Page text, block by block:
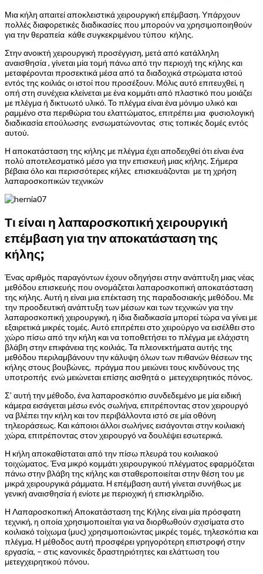
Μια κήλη απαιτεί αποκλειστικά χειρουργική επέμβαση. Υπάρχουν
πολλές διαφορετικές διαδικασίες που μπορούν να χρησιμοποιηθούν
για την θεραπεία κάθε συγκεκριμένου τύπου κήλης.
Στην ανοικτή χειρουργική προσέγγιση, μετά από κατάλληλη
αναισθησία , γίνεται μία τομή πάνω από την περιοχή της κήλης και
μεταφέρονται προσεκτικά μέσα από τα διαδοχικά στρώματα ιστού
εντός της κοιλιάς οι ιστοί που προσέξουν. Μόλις αυτό επιτευχθεί, η
οπή στη συνέχεια κλείνεται με ένα κομμάτι από πλαστικό που μοιάζει
με πλέγμα ή δικτυωτό υλικό. Το πλέγμα είναι ένα μόνιμο υλικό και
ραμμένο στα περιθώρια του ελαττώματος, επιτρέπει μια φυσιολογική
διαδικασία επούλωσης ενσωματώνοντας στις τοπικές δομές εντός
αυτού.
Η αποκατάσταση της κήλης με πλέγμα έχει αποδειχθεί ότι είναι ένα
πολύ αποτελεσματικό μέσο για την επισκευή μιας κήλης. Σήμερα
βέβαια όλο και περισσότερες κήλες επισκευάζονται με τη χρήση
λαπαροσκοπικών τεχνικών
Τι είναι η λαπαροσκοπική χειρουργική
επέμβαση για την αποκατάσταση της
κήλης;
Ένας αριθμός παραγόντων έχουν οδηγήσει στην ανάπτυξη μιας νέας
μεθόδου επισκευής που ονομάζεται λαπαροσκοπική αποκατάσταση
της κήλης. Αυτή η είναι μια επέκταση της παραδοσιακής μεθόδου. Με
την προοδευτική ανάπτυξη των μέσων και των τεχνικών για την
λαπαροσκοπική χειρουργική, η ίδια διαδικασία μπορεί τώρα να γίνει με
εξαιρετικά μικρές τομές. Αυτό επιτρέπει στο χειρούργο να εισέλθει στο
χώρο πίσω από την κήλη και να τοποθετήσει το πλέγμα με ελάχιστη
βλάβη στην επιφάνεια της κοιλιάς. Τα πλεονεκτήματα αυτής της
μεθόδου περιλαμβάνουν την κάλυψη όλων των πιθανών θέσεων της
κήλης στους βουβώνες, πράγμα που μειώνει τους κινδύνους της
υποτροπής ενώ μειώνεται επίσης αισθητά ο μετεγχειρητικός πόνος.
Σ’ αυτή την μέθοδο, ένα λαπαροσκόπιο συνδεδεμένο με μία ειδική
κάμερα εισάγεται μέσω ενός σωλήνα, επιτρέποντας στον χειρουργό
να βλέπει την κήλη και τον περιβάλλοντα ιστό σε μία οθόνη
τηλεοράσεως. Και κάποιοι άλλοι σωλήνες εισάγονται στην κοιλιακή
χώρα, επιτρέποντας στον χειρουργό να δουλέψει εσωτερικά.
Η κήλη αποκαθίσταται από την πίσω πλευρά του κοιλιακού
τοιχώματος. Ένα μικρό κομμάτι χειρουργικού πλέγματος εφαρμόζεται
πάνω στην βλάβη της κήλης και σταθεροποιείται στην θέση του με
μικρά χειρουργικά ράμματα. Η επέμβαση αυτή γίνεται συνήθως με
γενική αναισθησία ή ενίοτε με περιοχική ή επισκληρίδιο.
Η Λαπαροσκοπική Αποκατάσταση της Κήλης είναι μία πρόσφατη
τεχνική, η οποία χρησιμοποιείται για να διορθωθούν σχισίματα στο
κοιλιακό τοίχωμα (μυς) χρησιμοποιώντας μικρές τομές, τηλεσκόπια και
πλέγμα. Η μέθοδος αυτή προσφέρει γρηγορότερη επιστροφή στην
εργασία, – στις κανονικές δραστηριότητες και ελάττωση του
μετεγχειρητικού πόνου.